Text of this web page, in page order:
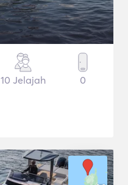
10 Jelajah 0